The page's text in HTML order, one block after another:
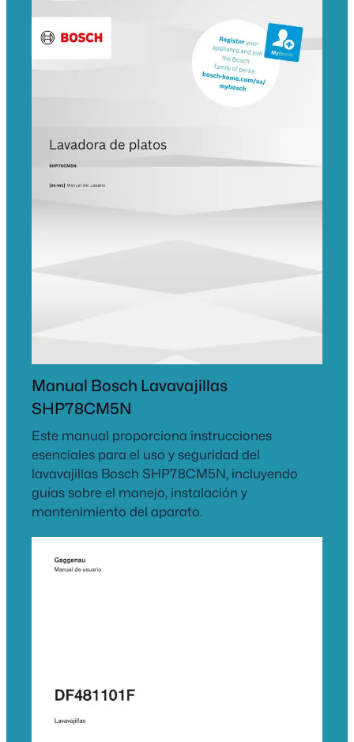
Manual Bosch Lavavajillas
SHP78CM5N
Este manual proporciona instrucciones
esenciales para el uso y seguridad del
lavavajillas Bosch SHP78CM5N, incluyendo
guías sobre el manejo, instalación y
mantenimiento del aparato.